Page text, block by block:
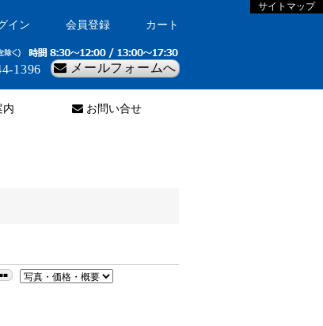
サイトマップ
カート
会員登録
イン
メールフォームへ
1396
内 お問い合せ